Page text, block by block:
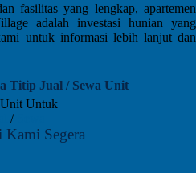
fasilitas yang lengkap, apartemen
adalah investasi hunian yang
untuk informasi lebih lanjut dan
Titip Jual / Sewa Unit
Untuk
/
Segera